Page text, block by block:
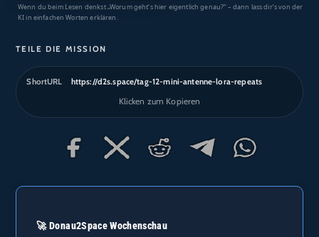
Wenn du beim Lesen denkst „Worum geht’s hier eigentlich genau?“ – dann lass dir’s von der
KI in einfachen Worten erklären.
TEILE DIE MISSION
ShortURL https://d2s.space/tag-12-mini-antenne-lora-repeats
Klicken zum Kopieren
🚀 Donau2Space Wochenschau